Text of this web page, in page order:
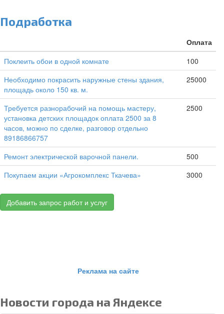
Подработка
Оплата
Поклеить обои в одной комнате
100
Необходимо покрасить наружные стены здания,
площадь около 150 кв. м.
25000
Требуется разнорабочий на помощь мастеру,
установка детских площадок оплата 2500 за 8
часов, можно по сделке, разговор отдельно
89186866757
2500
Ремонт электрической варочной панели.
500
Покупаем акции «Агрокомплекс Ткачева»
3000
Добавить запрос работ и услуг
Реклама на сайте
Новости города на Яндексе